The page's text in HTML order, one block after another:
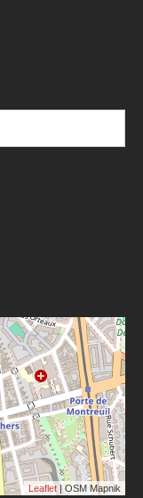
Leaflet | OSM Mapnik